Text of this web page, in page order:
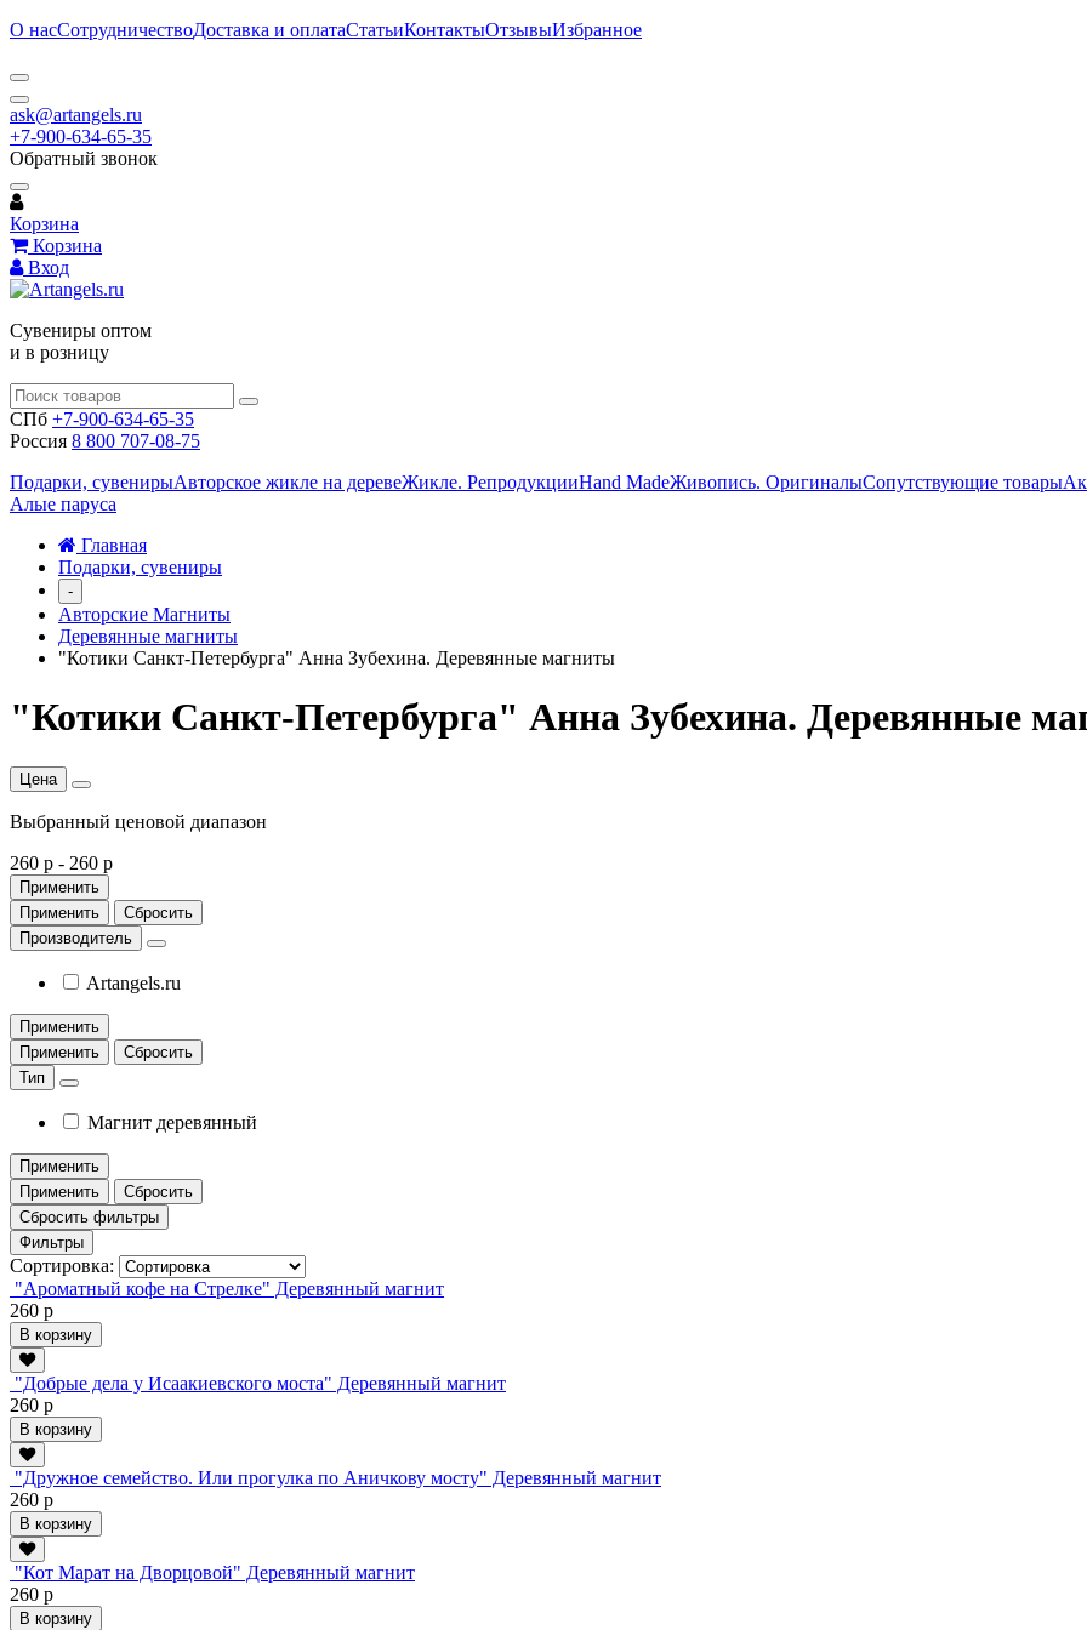
О насСотрудничествоДоставка и оплатаСтатьиКонтактыОтзывыИзбранное
ask@artangels.ru
+7-900-634-65-35
Обратный звонок
Корзина
Корзина
Вход
Сувениры оптом
и в розницу
СПб +7-900-634-65-35
Россия 8 800 707-08-75
Подарки, сувенирыАвторское жикле на деревеЖикле. РепродукцииHand MadeЖивопись. ОригиналыСопутствующие товары
Алые паруса
Главная
Подарки, сувениры
-
Авторские Магниты
Деревянные магниты
"Котики Санкт-Петербурга" Анна Зубехина. Деревянные магниты
"Котики Санкт-Петербурга" Анна Зубехина. Деревянные
Цена
Выбранный ценовой диапазон
260 р - 260 р
Применить
Применить
Сбросить
Производитель
Artangels.ru
Применить
Применить
Сбросить
Тип
Магнит деревянный
Применить
Применить
Сбросить
Сбросить фильтры
Фильтры
Сортировка:
"Ароматный кофе на Стрелке" Деревянный магнит
260 р
В корзину
"Добрые дела у Исаакиевского моста" Деревянный магнит
260 р
В корзину
"Дружное семейство. Или прогулка по Аничкову мосту" Деревянный магнит
260 р
В корзину
"Кот Марат на Дворцовой" Деревянный магнит
260 р
В корзину